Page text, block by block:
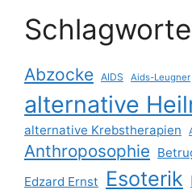
Schlagworte
Abzocke AIDS Aids-Leugner
alternative
alternative Krebstherapien
Anthroposophie
Edzard Ernst Esoterik